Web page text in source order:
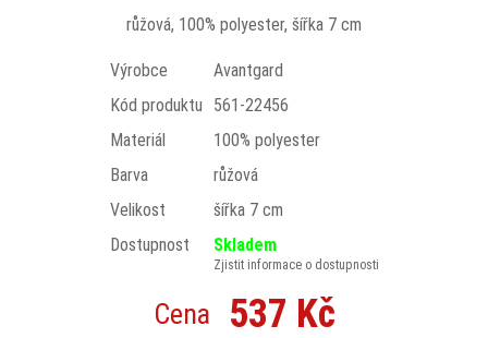
růžová, 100% polyester, šířka 7 cm
Výrobce
Avantgard
Kód produktu
561-22456
Materiál
100% polyester
Barva
růžová
Velikost
šířka 7 cm
Dostupnost
Skladem
Zjistit informace o dostupnosti
Cena 537 Kč